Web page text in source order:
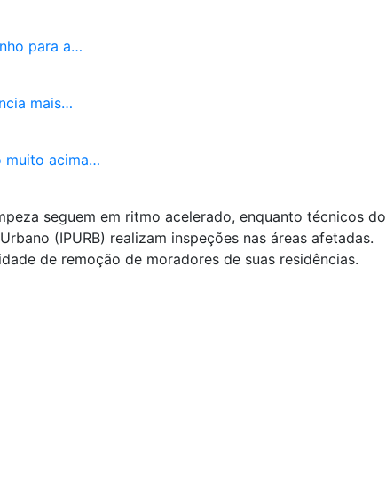
para a…
mais…
muito acima…
seguem em ritmo acelerado, enquanto técnicos do
(IPURB) realizam inspeções nas áreas afetadas.
de remoção de moradores de suas residências.